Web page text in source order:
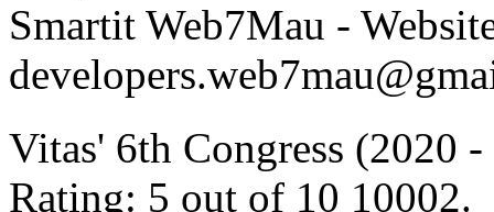
Smartit Web7Mau -
Vitas' 6th Congress (2020
Rating: 5 out of 10 10002.